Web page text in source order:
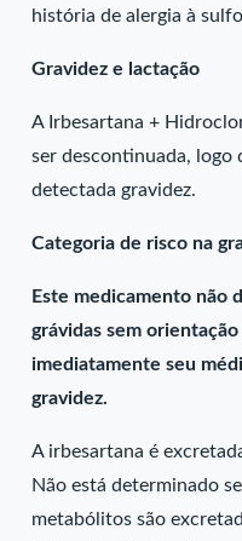
história de alergia à
Gravidez e lactação
A Irbesartana +
ser descontinuada, logo
detectada gravidez.
Categoria de risco na
Este medicamento não
grávidas sem
imediatamente seu
gravidez.
A irbesartana é
Não está determinado
metabólitos são